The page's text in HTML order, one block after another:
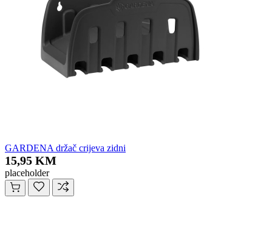
GARDENA držač crijeva zidni
15,95 KM
placeholder